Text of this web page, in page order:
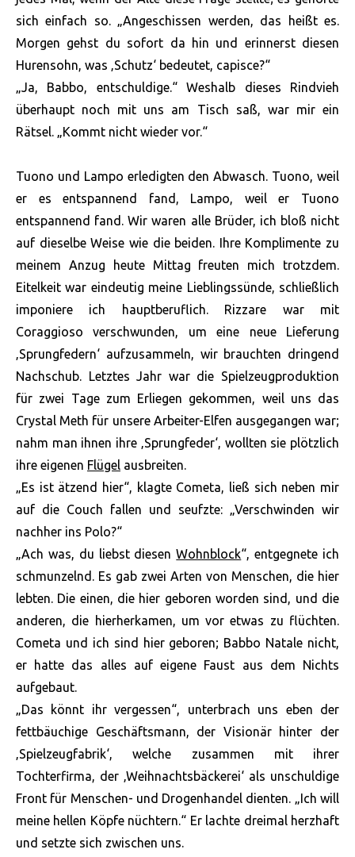
sich einfach so. „Angeschissen werden, das heißt es.
Morgen gehst du sofort da hin und erinnerst diesen
Hurensohn, was ‚Schutz‘ bedeutet, capisce?“
„Ja, Babbo, entschuldige.“ Weshalb dieses Rindvieh
überhaupt noch mit uns am Tisch saß, war mir ein
Rätsel. „Kommt nicht wieder vor.“
Tuono und Lampo erledigten den Abwasch. Tuono, weil
er es entspannend fand, Lampo, weil er Tuono
entspannend fand. Wir waren alle Brüder, ich bloß nicht
auf dieselbe Weise wie die beiden. Ihre Komplimente zu
meinem Anzug heute Mittag freuten mich trotzdem.
Eitelkeit war eindeutig meine Lieblingssünde, schließlich
imponiere ich hauptberuflich. Rizzare war mit
Coraggioso verschwunden, um eine neue Lieferung
‚Sprungfedern‘ aufzusammeln, wir brauchten dringend
Nachschub. Letztes Jahr war die Spielzeugproduktion
für zwei Tage zum Erliegen gekommen, weil uns das
Crystal Meth für unsere Arbeiter-Elfen ausgegangen war;
nahm man ihnen ihre ‚Sprungfeder‘, wollten sie plötzlich
ihre eigenen Flügel ausbreiten.
„Es ist ätzend hier“, klagte Cometa, ließ sich neben mir
auf die Couch fallen und seufzte: „Verschwinden wir
nachher ins Polo?“
„Ach was, du liebst diesenWohnblock“, entgegnete ich
schmunzelnd. Es gab zwei Arten von Menschen, die hier
lebten. Die einen, die hier geboren worden sind, und die
anderen, die hierherkamen, um vor etwas zu flüchten.
Cometa und ich sind hier geboren; Babbo Natale nicht,
er hatte das alles auf eigene Faust aus dem Nichts
aufgebaut.
„Das könnt ihr vergessen“, unterbrach uns eben der
fettbäuchige Geschäftsmann, der Visionär hinter der
‚Spielzeugfabrik‘, welche zusammen mit ihrer
Tochterfirma, der ‚Weihnachtsbäckerei‘ als unschuldige
Front für Menschen- und Drogenhandel dienten. „Ich will
meine hellen Köpfe nüchtern.“ Er lachte dreimal herzhaft
und setzte sich zwischen uns.